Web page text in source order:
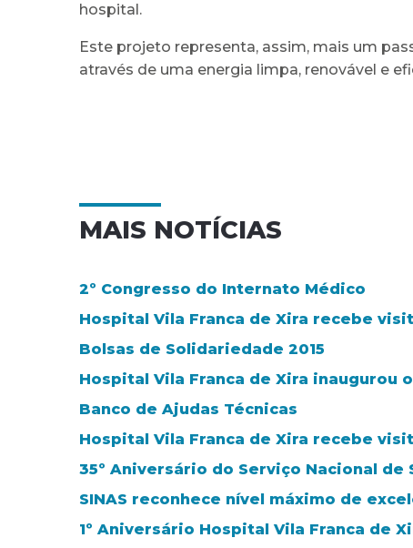
hospital.
Este projeto representa, assim, mais um
através de uma energia limpa, renovável e
MAIS NOTÍCIAS
2º Congresso do Internato Médico
Hospital Vila Franca de Xira recebe
Bolsas de Solidariedade 2015
Hospital Vila Franca de Xira inaugurou
Banco de Ajudas Técnicas
Hospital Vila Franca de Xira recebe
35º Aniversário do Serviço Nacional de
SINAS reconhece nível máximo de
1º Aniversário Hospital Vila Franca de